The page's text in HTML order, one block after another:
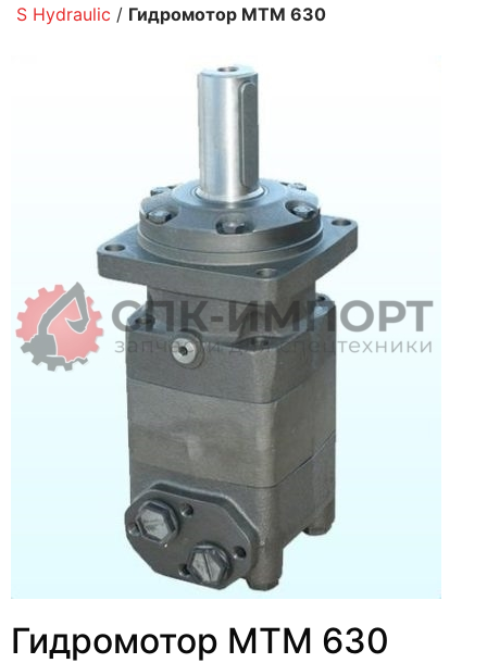
S Hydraulic / Гидромотор MTM 630
Гидромотор MTM 630